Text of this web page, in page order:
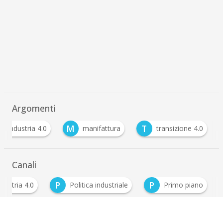
Argomenti
industria 4.0 M manifattura T transizione 4.0
Canali
4.0 P Politica industriale P Primo piano